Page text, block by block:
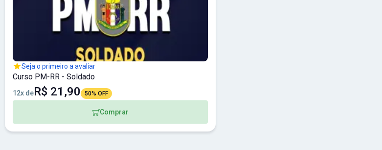
Seja o primeiro a avaliar
Curso PM-RR - Soldado
12x deR$ 21,90 50% OFF
Comprar